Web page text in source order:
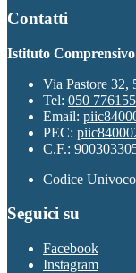
Contatti
Istituto
Via Pastore 32,
Tel: 050 776155
Email:
PEC:
C.F.:
Codice
Seguici su
Facebook
Instagram